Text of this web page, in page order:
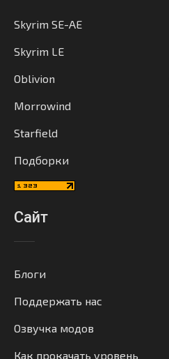
Skyrim SE-AE
Skyrim LE
Oblivion
Morrowind
Starfield
Подборки
Сайт
Блоги
Поддержать нас
Озвучка модов
Как прокачать уровень